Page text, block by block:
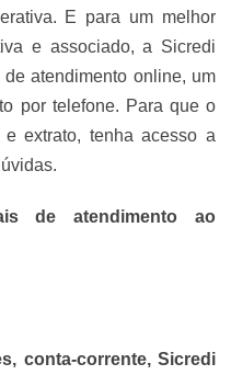
E para um melhor
e associado, a Sicredi
atendimento online, um
por telefone. Para que o
extrato, tenha acesso a
de atendimento ao
conta-corrente, Sicredi